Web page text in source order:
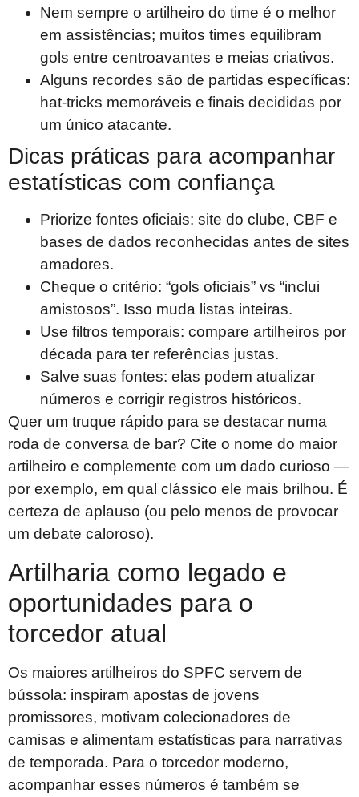
Nem sempre o artilheiro do time é o melhor
em assistências; muitos times equilibram
gols entre centroavantes e meias criativos.
Alguns recordes são de partidas específicas:
hat-tricks memoráveis e finais decididas por
um único atacante.
Dicas práticas para acompanhar
estatísticas com confiança
Priorize fontes oficiais: site do clube, CBF e
bases de dados reconhecidas antes de sites
amadores.
Cheque o critério: “gols oficiais” vs “inclui
amistosos”. Isso muda listas inteiras.
Use filtros temporais: compare artilheiros por
década para ter referências justas.
Salve suas fontes: elas podem atualizar
números e corrigir registros históricos.
Quer um truque rápido para se destacar numa
roda de conversa de bar? Cite o nome do maior
artilheiro e complemente com um dado curioso —
por exemplo, em qual clássico ele mais brilhou. É
certeza de aplauso (ou pelo menos de provocar
um debate caloroso).
Artilharia como legado e
oportunidades para o
torcedor atual
Os maiores artilheiros do SPFC servem de
bússola: inspiram apostas de jovens
promissores, motivam colecionadores de
camisas e alimentam estatísticas para narrativas
de temporada. Para o torcedor moderno,
acompanhar esses números é também se